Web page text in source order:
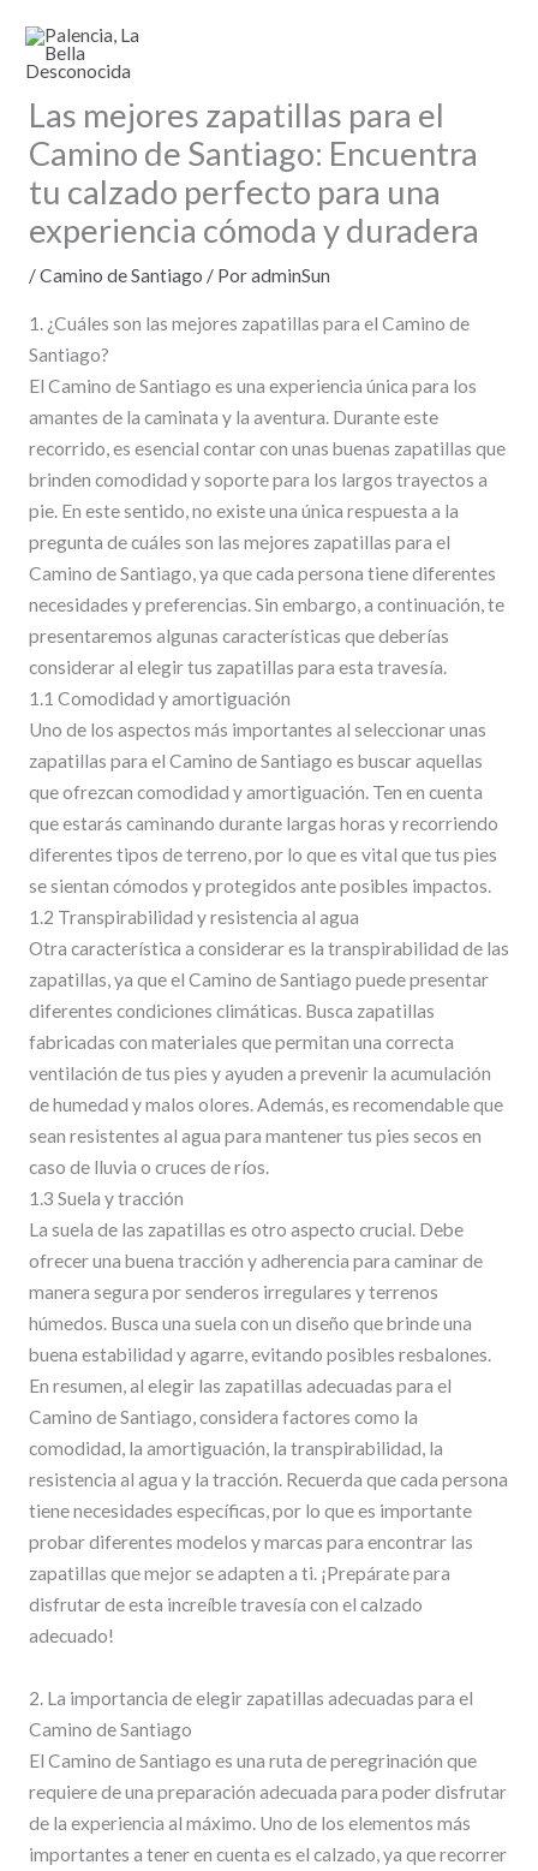
contenido
Las mejores zapatillas para el
Camino de Santiago: Encuentra
tu calzado perfecto para una
experiencia cómoda y duradera
/Camino de Santiago / PoradminSun
1. ¿Cuáles son las mejores zapatillas para el Camino de
Santiago?
El Camino de Santiago es una experiencia única para los
amantes de la caminata y la aventura. Durante este
recorrido, es esencial contar con unas buenas zapatillas que
brinden comodidad y soporte para los largos trayectos a
pie. En este sentido, no existe una única respuesta a la
pregunta de cuáles son las mejores zapatillas para el
Camino de Santiago, ya que cada persona tiene diferentes
necesidades y preferencias. Sin embargo, a continuación, te
presentaremos algunas características que deberías
considerar al elegir tus zapatillas para esta travesía.
1.1 Comodidad y amortiguación
Uno de los aspectos más importantes al seleccionar unas
zapatillas para el Camino de Santiago es buscar aquellas
que ofrezcan comodidad y amortiguación. Ten en cuenta
que estarás caminando durante largas horas y recorriendo
diferentes tipos de terreno, por lo que es vital que tus pies
se sientan cómodos y protegidos ante posibles impactos.
1.2 Transpirabilidad y resistencia al agua
Otra característica a considerar es la transpirabilidad de las
zapatillas, ya que el Camino de Santiago puede presentar
diferentes condiciones climáticas. Busca zapatillas
fabricadas con materiales que permitan una correcta
ventilación de tus pies y ayuden a prevenir la acumulación
de humedad y malos olores. Además, es recomendable que
sean resistentes al agua para mantener tus pies secos en
caso de lluvia o cruces de ríos.
1.3 Suela y tracción
La suela de las zapatillas es otro aspecto crucial. Debe
ofrecer una buena tracción y adherencia para caminar de
manera segura por senderos irregulares y terrenos
húmedos. Busca una suela con un diseño que brinde una
buena estabilidad y agarre, evitando posibles resbalones.
En resumen, al elegir las zapatillas adecuadas para el
Camino de Santiago, considera factores como la
comodidad, la amortiguación, la transpirabilidad, la
resistencia al agua y la tracción. Recuerda que cada persona
tiene necesidades específicas, por lo que es importante
probar diferentes modelos y marcas para encontrar las
zapatillas que mejor se adapten a ti. ¡Prepárate para
disfrutar de esta increíble travesía con el calzado
adecuado!
2. La importancia de elegir zapatillas adecuadas para el
Camino de Santiago
El Camino de Santiago es una ruta de peregrinación que
requiere de una preparación adecuada para poder disfrutar
de la experiencia al máximo. Uno de los elementos más
importantes a tener en cuenta es el calzado, ya que recorrer